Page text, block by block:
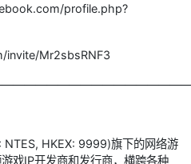
profile.php?
Mr2sbsRNF3
NTES, HKEX: 9999)旗下的网络游
戏IP开发商和发行商，横跨各种